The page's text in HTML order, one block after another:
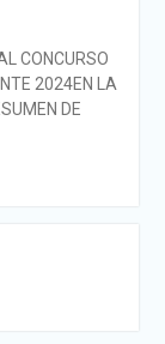
CONCURSO
2024EN LA
DE